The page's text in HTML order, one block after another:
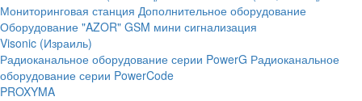
Мониторинговая станция Дополнительное оборудование
Оборудование "AZOR" GSM мини сигнализация
Visonic (Израиль)
Радиоканальное оборудование серии PowerG Радиоканальное
оборудование серии PowerCode
PROXYMA